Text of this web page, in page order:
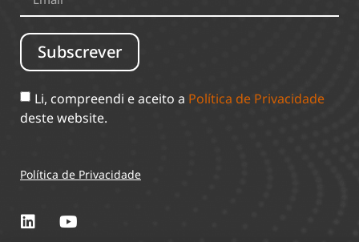
Li, compreendi e aceito a Política de Privacidade
deste website.
Subscrever
Política de Privacidade